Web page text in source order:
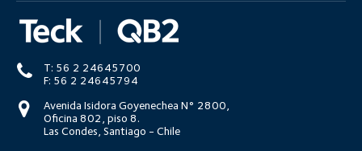
T: 56 2 24645700
F: 56 2 24645794
Avenida Isidora Goyenechea N° 2800,
Oficina 802, piso 8.
Las Condes, Santiago - Chile